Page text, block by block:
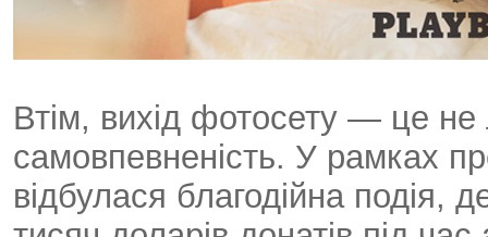
Втім, вихід фотосету — це
самовпевненість. У рамках
відбулася благодійна подія,